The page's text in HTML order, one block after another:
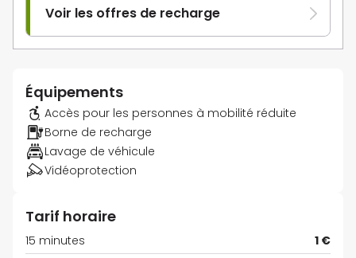
Voir les offres de recharge
Équipements
Accès pour les personnes à mobilité réduite
Borne de recharge
Lavage de véhicule
Vidéoprotection
Tarif horaire
15 minutes
1 €